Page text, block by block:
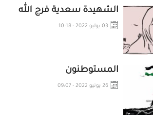
الشهيدة سعدية فرج الله
03 يوليو 2022 - 10:18
المستوطنون
26 يونيو 2022 - 09:07